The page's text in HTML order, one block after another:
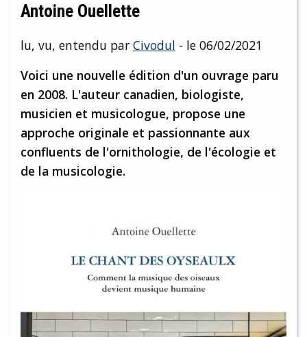
Antoine Ouellette
lu, vu, entendu par Civodul - le 06/02/2021
Voici une nouvelle édition d'un ouvrage paru
en 2008. L'auteur canadien, biologiste,
musicien et musicologue, propose une
approche originale et passionnante aux
confluents de l'ornithologie, de l'écologie et
de la musicologie.